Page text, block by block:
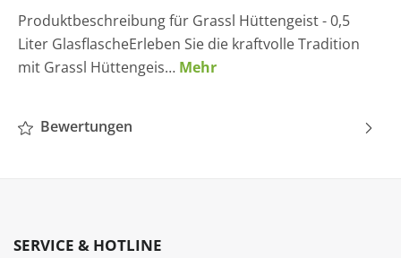
Produktbeschreibung für Grassl Hüttengeist - 0,5
Liter GlasflascheErleben Sie die kraftvolle Tradition
mit Grassl Hüttengeis… Mehr
Bewertungen
SERVICE & HOTLINE